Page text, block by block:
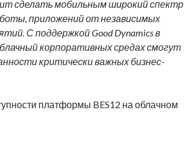
сделать мобильным широкий спектр
приложений от независимых
С поддержкой Good Dynamics в
корпоративных средах смогут
критически важных бизнес-
платформы BES12 на облачном